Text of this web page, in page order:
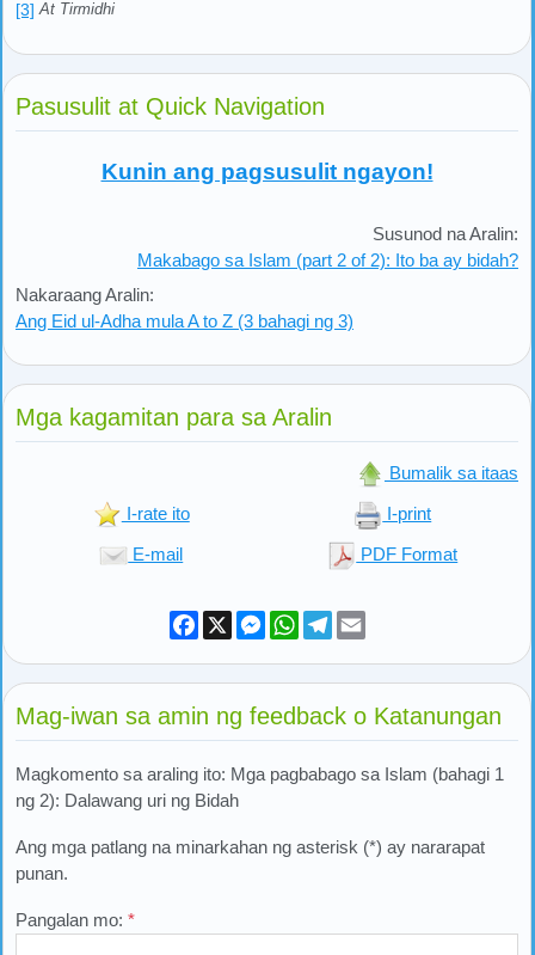
[3] At Tirmidhi
Pasusulit at Quick Navigation
Kunin ang pagsusulit ngayon!
Nakaraang Aralin:
Ang Eid ul-Adha mula A to Z (3 bahagi ng 3)
Susunod na Aralin:
Makabago sa Islam (part 2 of 2): Ito ba ay bidah?
Mga kagamitan para sa Aralin
Bumalik sa itaas
I-rate ito I-print
E-mail PDF Format
Facebook
X Messenger
WhatsApp
Telegram
Mag-iwan sa amin ng feedback o Katanungan
Magkomento sa araling ito: Mga pagbabago sa Islam (bahagi 1
ng 2): Dalawang uri ng Bidah
Ang mga patlang na minarkahan ng asterisk (*) ay nararapat
punan.
Pangalan mo: *